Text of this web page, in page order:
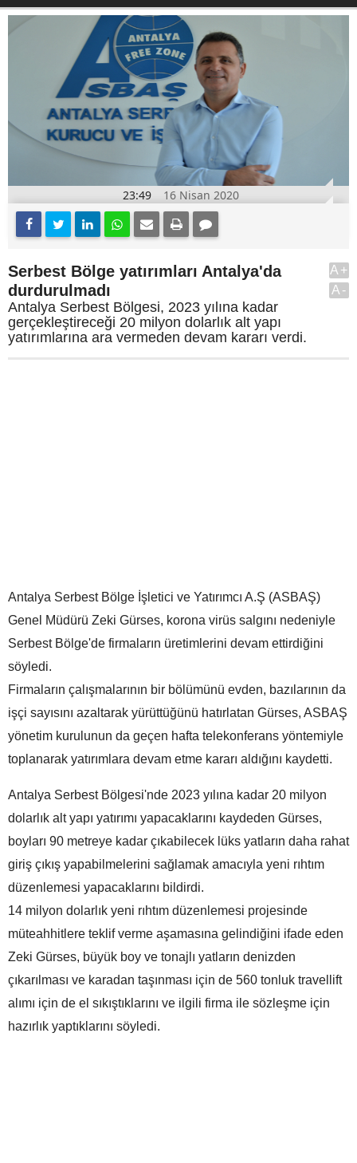
23:49 16 Nisan 2020
Serbest Bölge yatırımları Antalya'da
durdurulmadı
Antalya Serbest Bölgesi, 2023 yılına kadar
gerçekleştireceği 20 milyon dolarlık alt yapı
yatırımlarına ara vermeden devam kararı verdi.
A+
A-
Antalya Serbest Bölge İşletici ve Yatırımcı A.Ş (ASBAŞ)
Genel Müdürü Zeki Gürses, korona virüs salgını nedeniyle
Serbest Bölge'de firmaların üretimlerini devam ettirdiğini
söyledi.
Firmaların çalışmalarının bir bölümünü evden, bazılarının da
işçi sayısını azaltarak yürüttüğünü hatırlatan Gürses, ASBAŞ
yönetim kurulunun da geçen hafta telekonferans yöntemiyle
toplanarak yatırımlara devam etme kararı aldığını kaydetti.
Antalya Serbest Bölgesi'nde 2023 yılına kadar 20 milyon
dolarlık alt yapı yatırımı yapacaklarını kaydeden Gürses,
boyları 90 metreye kadar çıkabilecek lüks yatların daha rahat
giriş çıkış yapabilmelerini sağlamak amacıyla yeni rıhtım
düzenlemesi yapacaklarını bildirdi.
14 milyon dolarlık yeni rıhtım düzenlemesi projesinde
müteahhitlere teklif verme aşamasına gelindiğini ifade eden
Zeki Gürses, büyük boy ve tonajlı yatların denizden
çıkarılması ve karadan taşınması için de 560 tonluk travellift
alımı için de el sıkıştıklarını ve ilgili firma ile sözleşme için
hazırlık yaptıklarını söyledi.